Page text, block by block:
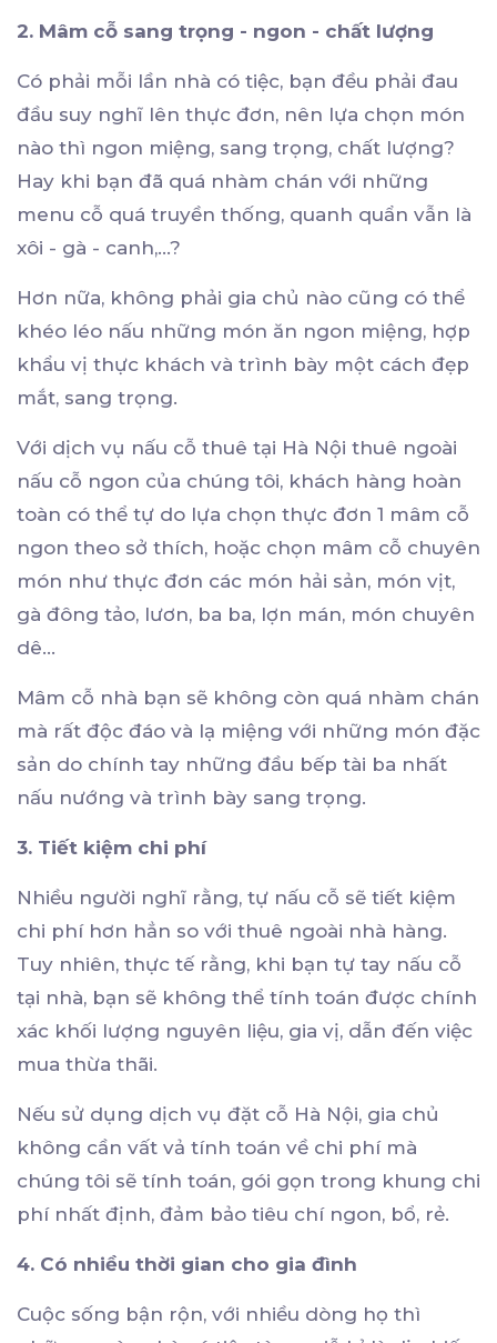
2. Mâm cỗ sang trọng - ngon - chất lượng
Có phải mỗi lần nhà có tiệc, bạn đều phải đau
đầu suy nghĩ lên thực đơn, nên lựa chọn món
nào thì ngon miệng, sang trọng, chất lượng?
Hay khi bạn đã quá nhàm chán với những
menu cỗ quá truyền thống, quanh quẩn vẫn là
xôi - gà - canh,...?
Hơn nữa, không phải gia chủ nào cũng có thể
khéo léo nấu những món ăn ngon miệng, hợp
khẩu vị thực khách và trình bày một cách đẹp
mắt, sang trọng.
Với dịch vụ nấu cỗ thuê tại Hà Nội thuê ngoài
nấu cỗ ngon của chúng tôi, khách hàng hoàn
toàn có thể tự do lựa chọn thực đơn 1 mâm cỗ
ngon theo sở thích, hoặc chọn mâm cỗ chuyên
món như thực đơn các món hải sản, món vịt,
gà đông tảo, lươn, ba ba, lợn mán, món chuyên
dê...
Mâm cỗ nhà bạn sẽ không còn quá nhàm chán
mà rất độc đáo và lạ miệng với những món đặc
sản do chính tay những đầu bếp tài ba nhất
nấu nướng và trình bày sang trọng.
3. Tiết kiệm chi phí
Nhiều người nghĩ rằng, tự nấu cỗ sẽ tiết kiệm
chi phí hơn hẳn so với thuê ngoài nhà hàng.
Tuy nhiên, thực tế rằng, khi bạn tự tay nấu cỗ
tại nhà, bạn sẽ không thể tính toán được chính
xác khối lượng nguyên liệu, gia vị, dẫn đến việc
mua thừa thãi.
Nếu sử dụng dịch vụ đặt cỗ Hà Nội, gia chủ
không cần vất vả tính toán về chi phí mà
chúng tôi sẽ tính toán, gói gọn trong khung chi
phí nhất định, đảm bảo tiêu chí ngon, bổ, rẻ.
4. Có nhiều thời gian cho gia đình
Cuộc sống bận rộn, với nhiều dòng họ thì